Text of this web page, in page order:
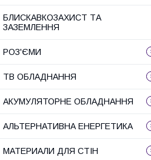
БЛИСКАВКОЗАХИСТ ТА
ЗАЗЕМЛЕННЯ
РОЗ'ЄМИ
ТВ ОБЛАДНАННЯ
АКУМУЛЯТОРНЕ ОБЛАДНАННЯ
АЛЬТЕРНАТИВНА ЕНЕРГЕТИКА
МАТЕРИАЛИ ДЛЯ СТІН